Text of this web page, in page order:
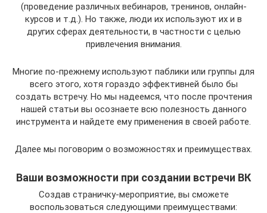
(проведение различных вебинаров, тренинов, онлайн-
курсов и т.д.). Но также, люди их используют их и в
других сферах деятельности, в частности с целью
привлечения внимания.
Многие по-прежнему используют паблики или группы для
всего этого, хотя гораздо эффективней было бы
создать встречу. Но мы надеемся, что после прочтения
нашей статьи вы осознаете всю полезность данного
инструмента и найдете ему применения в своей работе.
Далее мы поговорим о возможностях и преимуществах.
Ваши возможности при создании встречи ВК
Создав страничку-мероприятие, вы сможете
воспользоваться следующими преимуществами: